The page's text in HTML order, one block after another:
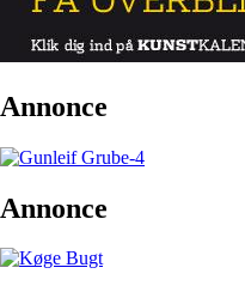
Annonce
Annonce